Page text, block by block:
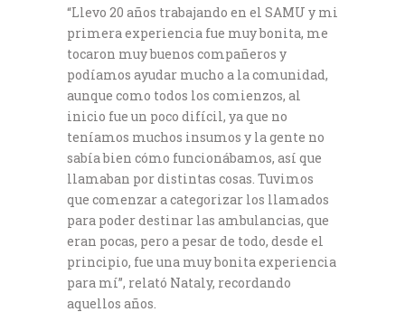
“Llevo 20 años trabajando en el SAMU y mi
primera experiencia fue muy bonita, me
tocaron muy buenos compañeros y
podíamos ayudar mucho a la comunidad,
aunque como todos los comienzos, al
inicio fue un poco difícil, ya que no
teníamos muchos insumos y la gente no
sabía bien cómo funcionábamos, así que
llamaban por distintas cosas. Tuvimos
que comenzar a categorizar los llamados
para poder destinar las ambulancias, que
eran pocas, pero a pesar de todo, desde el
principio, fue una muy bonita experiencia
para mí”, relató Nataly, recordando
aquellos años.